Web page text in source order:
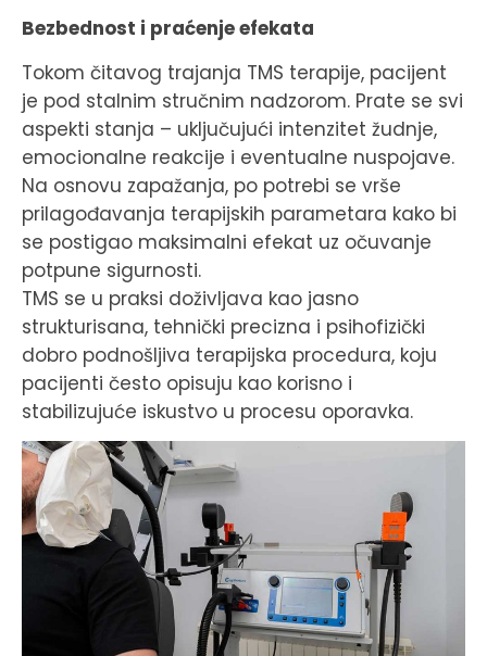
Bezbednost i praćenje efekata
Tokom čitavog trajanja TMS terapije, pacijent
je pod stalnim stručnim nadzorom. Prate se svi
aspekti stanja – uključujući intenzitet žudnje,
emocionalne reakcije i eventualne nuspojave.
Na osnovu zapažanja, po potrebi se vrše
prilagođavanja terapijskih parametara kako bi
se postigao maksimalni efekat uz očuvanje
potpune sigurnosti.
TMS se u praksi doživljava kao jasno
strukturisana, tehnički precizna i psihofizički
dobro podnošljiva terapijska procedura, koju
pacijenti često opisuju kao korisno i
stabilizujuće iskustvo u procesu oporavka.